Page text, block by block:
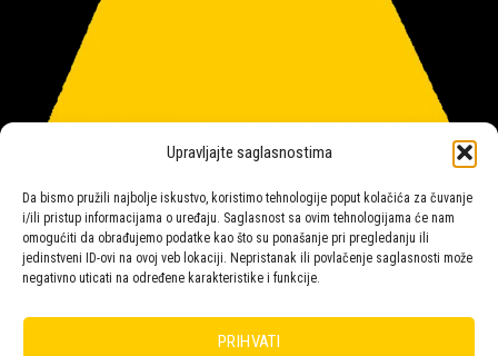
Upravljajte saglasnostima
Da bismo pružili najbolje iskustvo, koristimo tehnologije poput kolačića za čuvanje
i/ili pristup informacijama o uređaju. Saglasnost sa ovim tehnologijama će nam
omogućiti da obrađujemo podatke kao što su ponašanje pri pregledanju ili
jedinstveni ID-ovi na ovoj veb lokaciji. Nepristanak ili povlačenje saglasnosti može
negativno uticati na određene karakteristike i funkcije.
PRIHVATI